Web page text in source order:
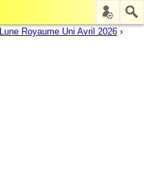
Lune Royaume Uni Avril 2026 ›